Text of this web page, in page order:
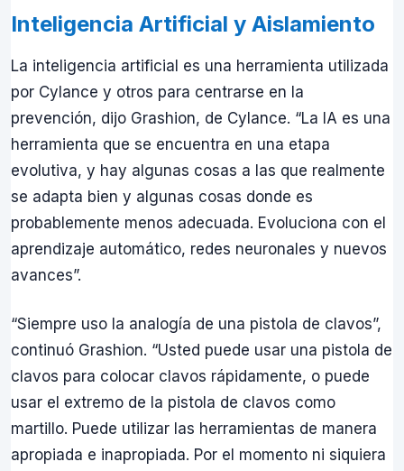
Inteligencia Artificial y Aislamiento
La inteligencia artificial es una herramienta utilizada
por Cylance y otros para centrarse en la
prevención, dijo Grashion, de Cylance. “La IA es una
herramienta que se encuentra en una etapa
evolutiva, y hay algunas cosas a las que realmente
se adapta bien y algunas cosas donde es
probablemente menos adecuada. Evoluciona con el
aprendizaje automático, redes neuronales y nuevos
avances”.
“Siempre uso la analogía de una pistola de clavos”,
continuó Grashion. “Usted puede usar una pistola de
clavos para colocar clavos rápidamente, o puede
usar el extremo de la pistola de clavos como
martillo. Puede utilizar las herramientas de manera
apropiada e inapropiada. Por el momento ni siquiera